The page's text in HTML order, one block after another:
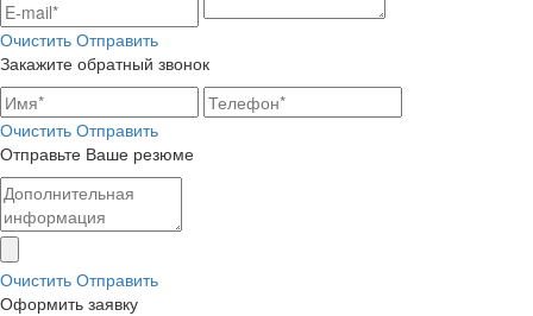
Очистить Отправить
Закажите обратный звонок
Очистить Отправить
Отправьте Ваше резюме
Очистить Отправить
Оформить заявку